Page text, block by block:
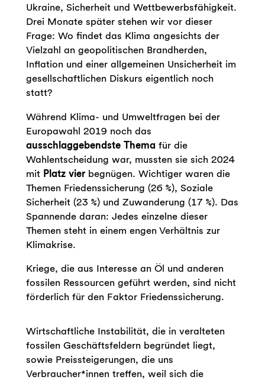
Ukraine, Sicherheit und Wettbewerbsfähigkeit.
Drei Monate später stehen wir vor dieser
Frage: Wo findet das Klima angesichts der
Vielzahl an geopolitischen Brandherden,
Inflation und einer allgemeinen Unsicherheit im
gesellschaftlichen Diskurs eigentlich noch
statt?
Während Klima- und Umweltfragen bei der
Europawahl 2019 noch das
ausschlaggebendste Thema für die
Wahlentscheidung war, mussten sie sich 2024
mit Platz vierbegnügen. Wichtiger waren die
Themen Friedenssicherung (26 %), Soziale
Sicherheit (23 %) und Zuwanderung (17 %). Das
Spannende daran: Jedes einzelne dieser
Themen steht in einem engen Verhältnis zur
Klimakrise.
Kriege, die aus Interesse an Öl und anderen
fossilen Ressourcen geführt werden, sind nicht
förderlich für den Faktor Friedenssicherung.
Wirtschaftliche Instabilität, die in veralteten
fossilen Geschäftsfeldern begründet liegt,
sowie Preissteigerungen, die uns
Verbraucher*innen treffen, weil sich die